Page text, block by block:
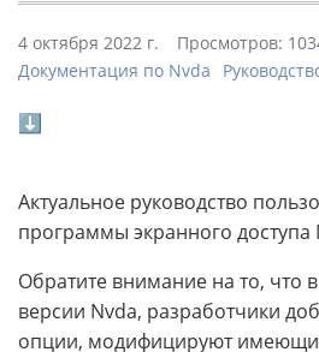
4 октября 2022 г.
Просмотров:
Документация по Nvda
⬇
Актуальное руководство
программы экранного доступа
Обратите внимание на то, что
версии Nvda, разработчики
опции, модифицируют